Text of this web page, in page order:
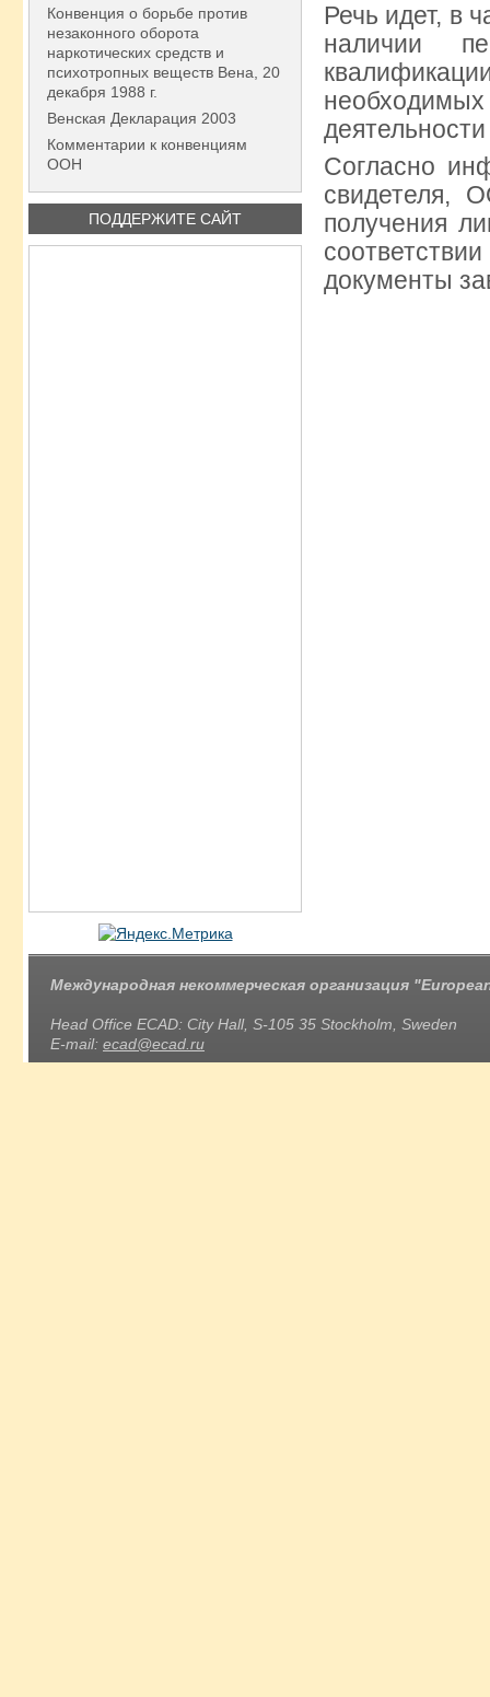
Конвенция о борьбе против
незаконного оборота
наркотических средств и
психотропных веществ Вена, 20
декабря 1988 г.
Венская Декларация 2003
Комментарии к конвенциям
ООН
ПОДДЕРЖИТЕ САЙТ
Речь идет, в
наличии
Согласно
свидетеля,
получения
документы
Международная некоммерческая организация
Head Office ECAD: City Hall, S-105 35 Stockholm, Sweden
E-mail: ecad@ecad.ru